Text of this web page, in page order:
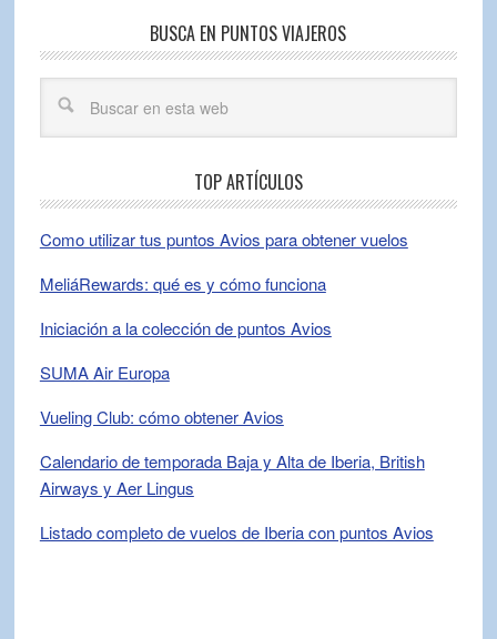
BUSCA EN PUNTOS VIAJEROS
TOP ARTÍCULOS
Como utilizar tus puntos Avios para obtener vuelos
MeliáRewards: qué es y cómo funciona
Iniciación a la colección de puntos Avios
SUMA Air Europa
Vueling Club: cómo obtener Avios
Calendario de temporada Baja y Alta de Iberia, British
Airways y Aer Lingus
Listado completo de vuelos de Iberia con puntos Avios